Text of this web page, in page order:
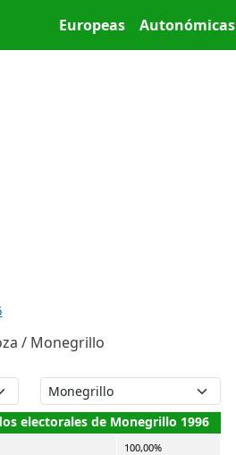
Main menu
Europeas Autonómicas
/ Monegrillo
electorales de Monegrillo 1996
100,00%